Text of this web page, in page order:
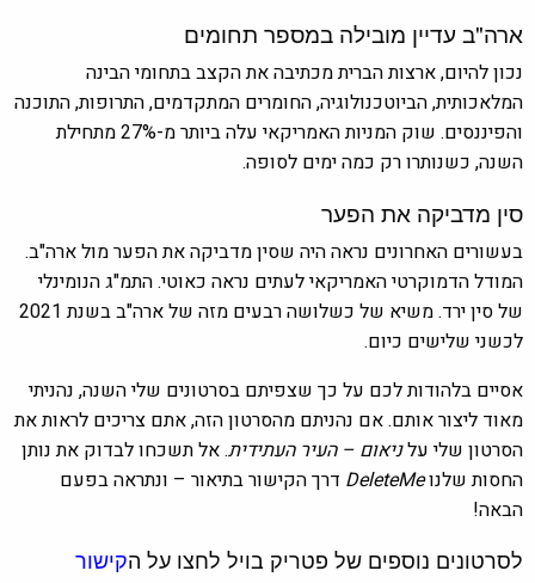
ארה"ב עדיין מובילה במספר תחומים
נכון להיום, ארצות הברית מכתיבה את הקצב בתחומי הבינה
המלאכותית, הביוטכנולוגיה, החומרים המתקדמים, התרופות, התוכנה
והפיננסים. שוק המניות האמריקאי עלה ביותר מ-27% מתחילת
השנה, כשנותרו רק כמה ימים לסופה.
סין מדביקה את הפער
בעשורים האחרונים נראה היה שסין מדביקה את הפער מול ארה"ב.
המודל הדמוקרטי האמריקאי לעתים נראה כאוטי. התמ"ג הנומינלי
של סין ירד. משיא של כשלושה רבעים מזה של ארה"ב בשנת 2021
לכשני שלישים כיום.
אסיים בלהודות לכם על כך שצפיתם בסרטונים שלי השנה, נהניתי
מאוד ליצור אותם. אם נהניתם מהסרטון הזה, אתם צריכים לראות את
הסרטון שלי עלניאום – העיר העתידית. אל תשכחו לבדוק את נותן
החסות שלנוDeleteMeדרך הקישור בתיאור – ונתראה בפעם
הבאה!
לסרטונים נוספים של פטריק בויל לחצו על ה קישור